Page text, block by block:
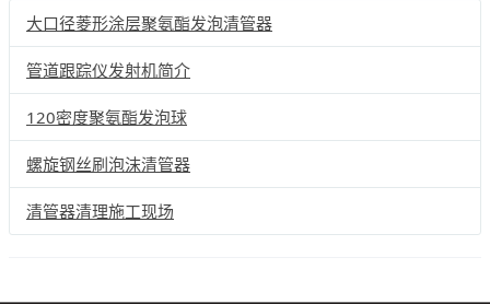
大口径菱形涂层聚氨酯发泡清管器
管道跟踪仪发射机简介
120密度聚氨酯发泡球
螺旋钢丝刷泡沫清管器
清管器清理施工现场